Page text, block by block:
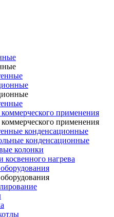
применения
применения
конденсационные
конденсационные
колонки
косвенного нагрева